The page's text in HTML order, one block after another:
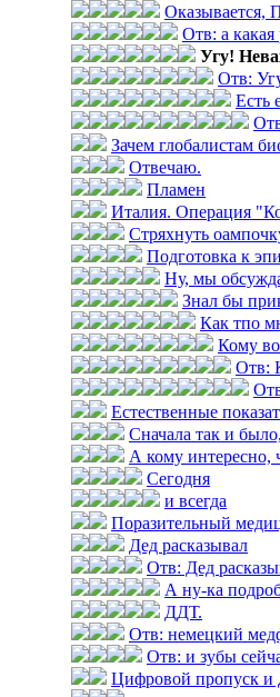
Оказывается,
Отв: а какая
Угу!
Отв:
Есть
Зачем глобалистам
Отвечаю.
Пламен
Италия. Операция
Стряхнуть
Подготовка к
Ну, мы
Знал бы
Как тпо
Кому
Отв:
Естественные
Сначала так и было,
А кому интересно,
Сегодня
и всегда
Поразительный
Дед расказывал
Отв: Дед
А ну-ка
ДДТ.
Отв: немецкий
Отв: и зубы
Цифровой пропуск и